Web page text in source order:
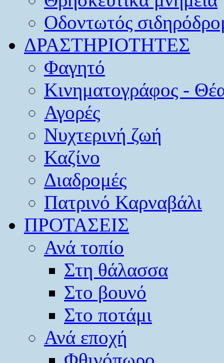
Οδοντωτός
ΔΡΑΣΤΗΡΙΟΤΗΤΕΣ
Φαγητό
Κινηματογράφος -
Αγορές
Νυχτερινή ζωή
Καζίνο
Διαδρομές
Πατρινό Καρναβάλι
ΠΡΟΤΑΣΕΙΣ
Ανά τοπίο
Στη θάλασσα
Στο βουνό
Στο ποτάμι
Ανά εποχή